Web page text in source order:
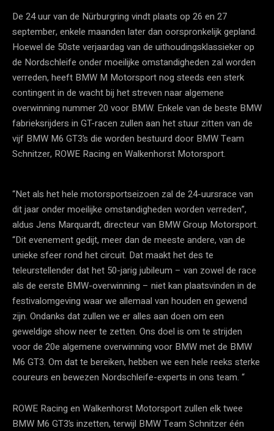
De 24 uur van de Nürburgring vindt plaats op 26 en 27
september, enkele maanden later dan oorspronkelijk gepland.
Hoewel de 50ste verjaardag van de uithoudingsklassieker op
de Nordschleife onder moeilijke omstandigheden zal worden
verreden, heeft BMW M Motorsport nog steeds een sterk
contingent in de wacht bij het streven naar algemene
overwinning nummer 20 voor BMW. Enkele van de beste BMW
fabrieksrijders in GT-racen zullen aan het stuur zitten van de
vijf BMW M6 GT3’s die worden bestuurd door BMW Team
Schnitzer, ROWE Racing en Walkenhorst Motorsport.
“Net als het hele motorsportseizoen zal de 24-uursrace van
dit jaar onder moeilijke omstandigheden worden verreden”,
aldus Jens Marquardt, directeur van BMW Group Motorsport.
“Dit evenement gedijt, meer dan de meeste andere, van de
unieke sfeer rond het circuit. Dat maakt het des te
teleurstellender dat het 50-jarig jubileum – van zowel de race
als de eerste BMW-overwinning – niet kan plaatsvinden in de
festivalomgeving waar we allemaal van houden en gewend
zijn. Ondanks dat zullen we er alles aan doen om een ​​
geweldige show neer te zetten. Ons doel is om te strijden
voor de 20e algemene overwinning voor BMW met de BMW
M6 GT3. Om dat te bereiken, hebben we een hele reeks sterke
coureurs en bewezen Nordschleife-experts in ons team. “
ROWE Racing en Walkenhorst Motorsport zullen elk twee
BMW M6 GT3’s inzetten, terwijl BMW Team Schnitzer één